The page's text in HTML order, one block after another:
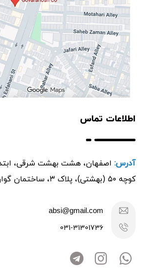
اطلاعات تماس
آدرس: اصفهان، هشت بهشت شرقی،
کوچه ۵۰ (بهشتی)، پلاک ۳، ساختمان گوارانوش
absi@gmail.com
031-31301736